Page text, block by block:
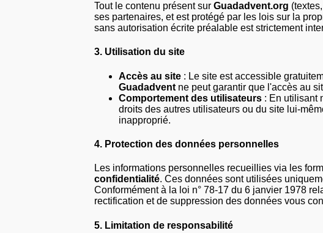
Tout le contenu présent surGuadadvent.org
ses partenaires, et est protégé par les lois sur la
sans autorisation écrite préalable est strictement
3. Utilisation du site
Accès au site : Le site est accessible
Guadadvent ne peut garantir que l'accès au
Comportement des utilisateurs : En utilisant
droits des autres utilisateurs ou du site lui-
inapproprié.
4. Protection des données personnelles
Les informations personnelles recueillies via les
confidentialité. Ces données sont utilisées
Conformément à la loi n° 78-17 du 6 janvier 1978
rectification et de suppression des données vous
5. Limitation de responsabilité